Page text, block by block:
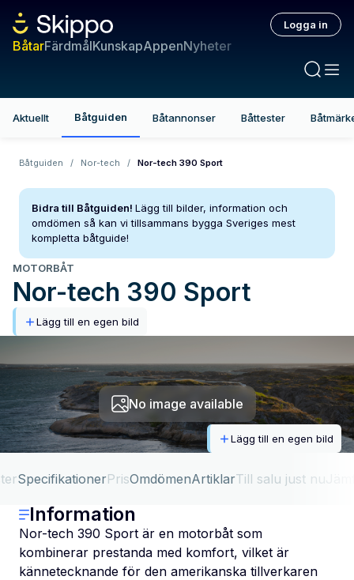
BåtarFärdmålKunskapAppenNyheter
Logga in
Aktuellt Båtguiden Båtannonser Båttester
Båtguiden / Nor-tech / Nor-tech 390 Sport
Bidra till Båtguiden! Lägg till bilder, information och
omdömen så kan vi tillsammans bygga Sveriges mest
kompletta båtguide!
MOTORBÅT
Nor-tech 390 Sport
Lägg till en egen bild
No image available
Lägg till en egen bild
SpecifikationerPrisOmdömenArtiklarTill salu just nu
Information
Nor-tech 390 Sport är en motorbåt som
kombinerar prestanda med komfort, vilket är
kännetecknande för den amerikanska tillverkaren